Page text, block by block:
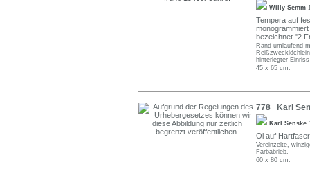
Willy Semm
Tempera auf
bezeichnet "2
Rand umlaufend
hinterlegter
45 x 65 cm.
778 Karl
Karl Senske
Öl auf
Vereinzelte,
Farbabrieb.
60 x 80 cm.